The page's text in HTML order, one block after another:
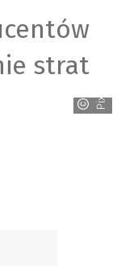
strat
Pixabay